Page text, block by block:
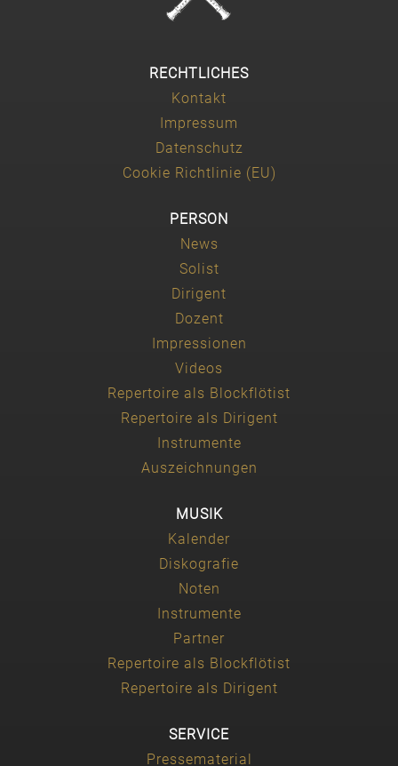
RECHTLICHES
Kontakt
Impressum
Datenschutz
Cookie Richtlinie (EU)
PERSON
News
Solist
Dirigent
Dozent
Impressionen
Videos
Repertoire als Blockflötist
Repertoire als Dirigent
Instrumente
Auszeichnungen
MUSIK
Kalender
Diskografie
Noten
Instrumente
Partner
Repertoire als Blockflötist
Repertoire als Dirigent
SERVICE
Pressematerial